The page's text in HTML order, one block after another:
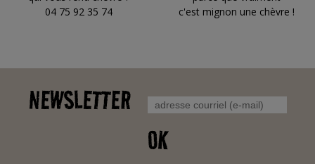
04 75 92 35 74
c'est mignon une chèvre !
NEWSLETTER
OK